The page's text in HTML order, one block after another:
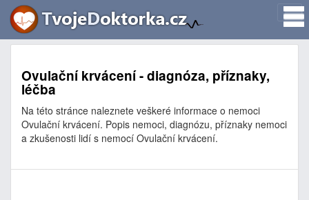
Ovulační krvácení - diagnóza, příznaky,
léčba
Na této stránce naleznete veškeré informace o nemoci
Ovulační krvácení. Popis nemoci, diagnózu, příznaky nemoci
a zkušenosti lidí s nemocí Ovulační krvácení.